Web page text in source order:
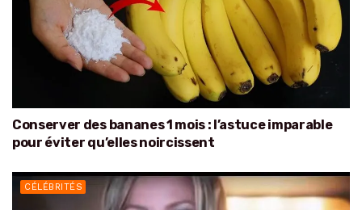
Conserver des bananes 1 mois : l’astuce imparable
pour éviter qu’elles noircissent
CÉLÉBRITÉS